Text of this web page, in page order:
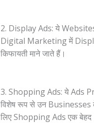
2. Display Ads: ये
Digital Marketing में
किफायती माने जाते हैं।
3. Shopping Ads: ये Ads
विशेष रूप से उन Businesses
लिए Shopping Ads एक